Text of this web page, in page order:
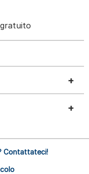
Contattateci!